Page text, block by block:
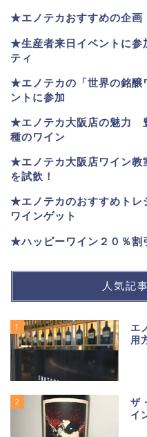
★エノテカおすすめの企画
★生産者来日イベントに参
ティ
★エノテカの「世界の銘
ントに参加
★エノテカ大阪店の魅力
種のワイン
★エノテカ大阪店ワイン
を試飲！
★エノテカのおすすめトレ
ワインゲット
★ハッピーワイン２０％
人気記
1
エ
用
2
ザ
イ